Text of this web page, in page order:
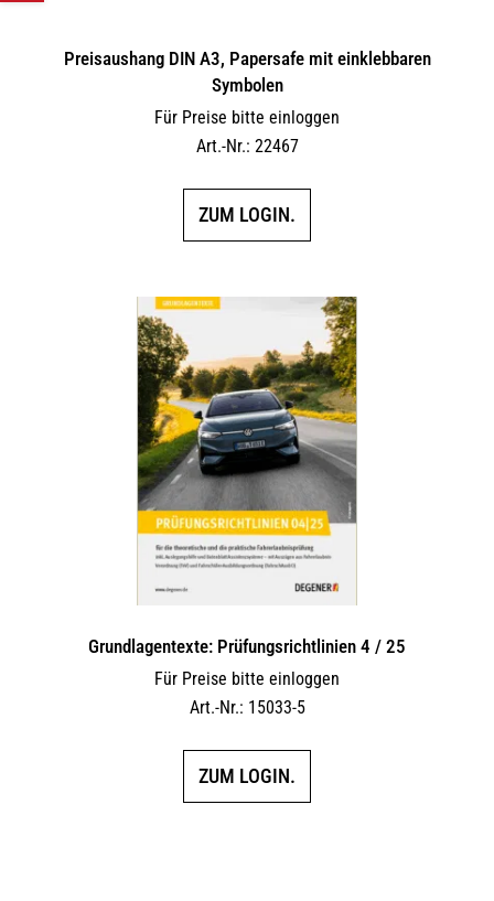
Preisaushang DIN A3, Papersafe mit einklebbaren
Symbolen
Für Preise bitte einloggen
Art.-Nr.: 22467
ZUM LOGIN.
Grundlagentexte: Prüfungsrichtlinien 4 / 25
Für Preise bitte einloggen
Art.-Nr.: 15033-5
ZUM LOGIN.